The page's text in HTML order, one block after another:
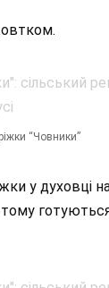
“Човники”
у духовці
тому